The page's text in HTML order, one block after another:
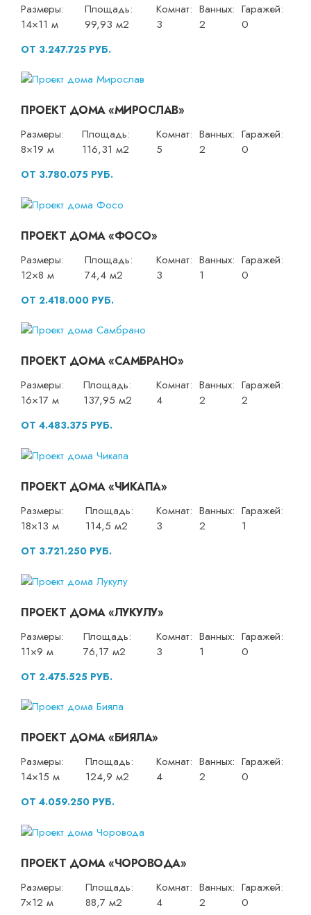
Размеры:
14×11 м
Площадь:
99,93 м2
Комнат:
3
Ванных:
2
Гаражей:
0
ОТ 3.247.725 РУБ.
ПРОЕКТ ДОМА «МИРОСЛАВ»
Размеры:
8×19 м
Площадь:
116,31 м2
Комнат:
5
Ванных:
2
Гаражей:
0
ОТ 3.780.075 РУБ.
ПРОЕКТ ДОМА «ФОСО»
Размеры:
12×8 м
Площадь:
74,4 м2
Комнат:
3
Ванных:
1
Гаражей:
0
ОТ 2.418.000 РУБ.
ПРОЕКТ ДОМА «САМБРАНО»
Размеры:
16×17 м
Площадь:
137,95 м2
Комнат:
4
Ванных:
2
Гаражей:
2
ОТ 4.483.375 РУБ.
ПРОЕКТ ДОМА «ЧИКАПА»
Размеры:
18×13 м
Площадь:
114,5 м2
Комнат:
3
Ванных:
2
Гаражей:
1
ОТ 3.721.250 РУБ.
ПРОЕКТ ДОМА «ЛУКУЛУ»
Размеры:
11×9 м
Площадь:
76,17 м2
Комнат:
3
Ванных:
1
Гаражей:
0
ОТ 2.475.525 РУБ.
ПРОЕКТ ДОМА «БИЯЛА»
Размеры:
14×15 м
Площадь:
124,9 м2
Комнат:
4
Ванных:
2
Гаражей:
0
ОТ 4.059.250 РУБ.
ПРОЕКТ ДОМА «ЧОРОВОДА»
Размеры:
7×12 м
Площадь:
88,7 м2
Комнат:
4
Ванных:
2
Гаражей:
0